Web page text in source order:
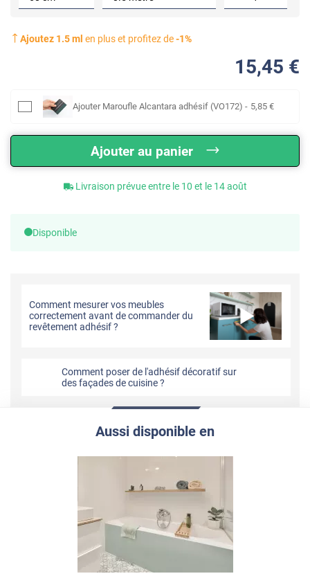
Ajoutez 1.5ml en plus et profitez de-1%
15,45 €
Ajouter Maroufle Alcantara adhésif (VO172) - 5,85 €
Ajouter au panier
Livraison prévue entre le 10 et le 14 août
Disponible
Comment mesurer vos meubles
correctement avant de commander du
revêtement adhésif ?
Comment poser de l'adhésif décoratif sur
des façades de cuisine ?
Aussi disponible en